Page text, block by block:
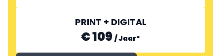
PRINT + DIGITAL
€ 109 /Jaar*